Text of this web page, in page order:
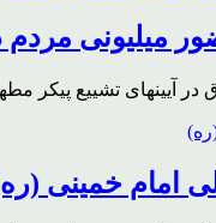
میلیونی مردم
آیینهای تشییع پیکر
امام خمینی